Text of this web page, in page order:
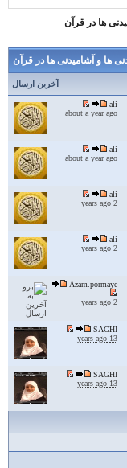
ها در قرآن
ها و آشامیدنی ها در قرآن
آخرین ارسال
ali
about a year ago
ali
about a year ago
ali
2 years ago
ali
2 years ago
Azam.pormaye
2 years ago
SAGHI
13 years ago
SAGHI
13 years ago